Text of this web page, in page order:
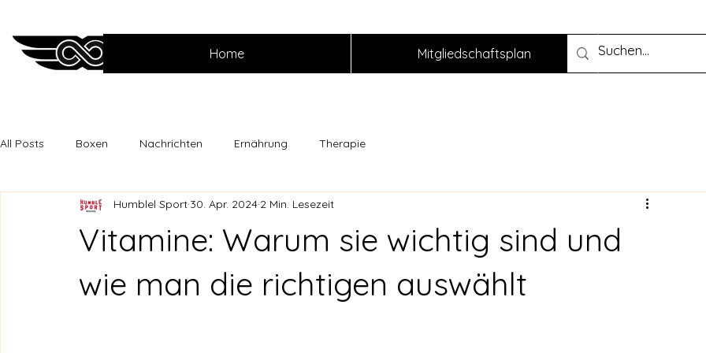
Home Mitgliedschaftsplan
All Posts Boxen Nachrichten Ernährung Therapie
Vitamine: Warum sie wichtig sind und
wie man die richtigen auswählt
Humblel Sport 30. Apr. 2024 2 Min. Lesezeit